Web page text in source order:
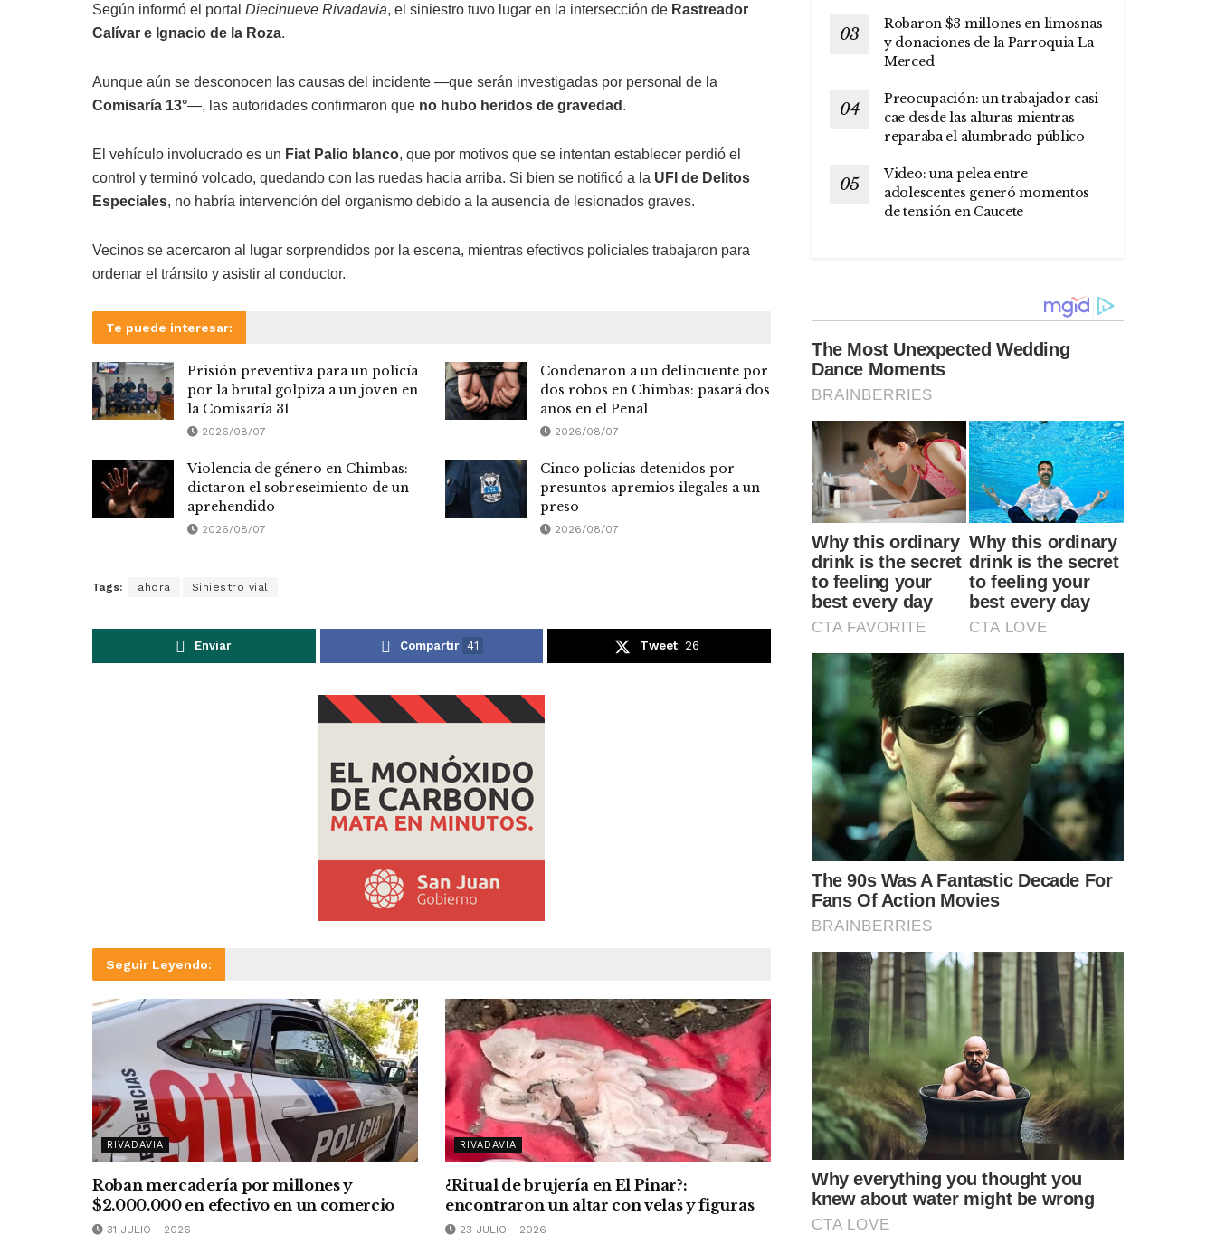
Según informó el portal Diecinueve Rivadavia, el siniestro tuvo lugar en la intersección de Rastreador
Calívar e Ignacio de la Roza.
Aunque aún se desconocen las causas del incidente —que serán investigadas por personal de la
Comisaría 13°—, las autoridades confirmaron que no hubo heridos de gravedad .
El vehículo involucrado es un Fiat Palio blanco, que por motivos que se intentan establecer perdió el
control y terminó volcado, quedando con las ruedas hacia arriba. Si bien se notificó a la UFI de Delitos
Especiales, no habría intervención del organismo debido a la ausencia de lesionados graves.
Vecinos se acercaron al lugar sorprendidos por la escena, mientras efectivos policiales trabajaron para
ordenar el tránsito y asistir al conductor.
Te puede interesar:
Prisión preventiva para un policía
por la brutal golpiza a un joven en
la Comisaría 31
2026/08/07
Condenaron a un delincuente por
dos robos en Chimbas: pasará dos
años en el Penal
2026/08/07
Violencia de género en Chimbas:
dictaron el sobreseimiento de un
aprehendido
2026/08/07
Cinco policías detenidos por
presuntos apremios ilegales a un
preso
2026/08/07
Tags: ahora Siniestro vial
Enviar Compartir 41 Tweet 26
Seguir Leyendo:
RIVADAVIA
Roban mercadería por millones y
$2.000.000 en efectivo en un comercio
31 JULIO - 2026
RIVADAVIA
¿Ritual de brujería en El Pinar?:
encontraron un altar con velas y figuras
23 JULIO - 2026
Robaron $3 millones en limosnas
y donaciones de la Parroquia La
Merced
Preocupación: un trabajador casi
cae desde las alturas mientras
reparaba el alumbrado público
Video: una pelea entre
adolescentes generó momentos
de tensión en Caucete